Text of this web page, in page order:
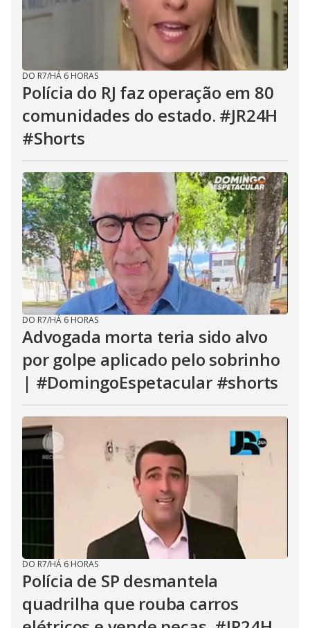
DO R7/HÁ 6 HORAS
Polícia do RJ faz operação em 80
comunidades do estado. #JR24H
#Shorts
DO R7/HÁ 6 HORAS
Advogada morta teria sido alvo
por golpe aplicado pelo sobrinho
| #DomingoEspetacular #shorts
DO R7/HÁ 6 HORAS
Polícia de SP desmantela
quadrilha que rouba carros